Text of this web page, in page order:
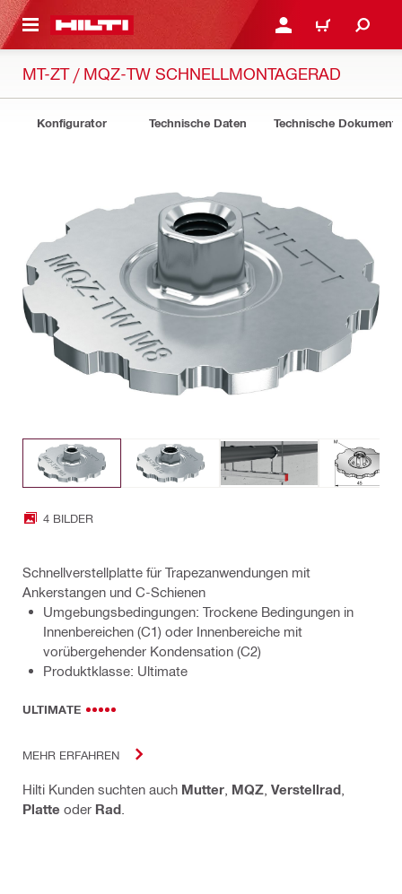
ANMELDEN ODER
WARENKORB
MT-ZT / MQZ-TW SCHNELLMONTAGERAD
Konfigurator Technische Daten Technische Dokumente
4 BILDER
Schnellverstellplatte für Trapezanwendungen mit
Ankerstangen und C-Schienen
Umgebungsbedingungen: Trockene Bedingungen in
Innenbereichen (C1) oder Innenbereiche mit
vorübergehender Kondensation (C2)
Produktklasse: Ultimate
ULTIMATE
MEHR ERFAHREN
Hilti Kunden suchten auch Mutter MQZ Verstellrad
Platte oder Rad